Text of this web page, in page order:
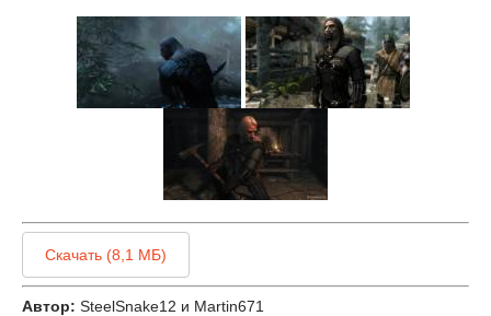
Скачать (8,1 МБ)
Автор: SteelSnake12 и Martin671